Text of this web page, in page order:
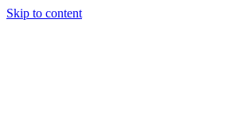
Skip to content